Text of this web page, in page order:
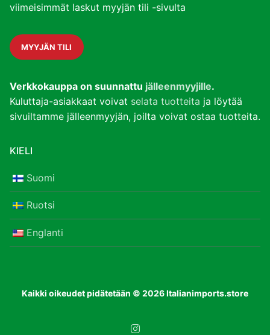
viimeisimmät laskut myyjän tili -sivulta
MYYJÄN TILI
Verkkokauppa on suunnattu jälleenmyyjille.
Kuluttaja-asiakkaat voivat selata tuotteita ja löytää
sivuiltamme jälleenmyyjän, joilta voivat ostaa tuotteita.
KIELI
Suomi
Ruotsi
Englanti
Kaikki oikeudet pidätetään © 2026 Italianimports.store